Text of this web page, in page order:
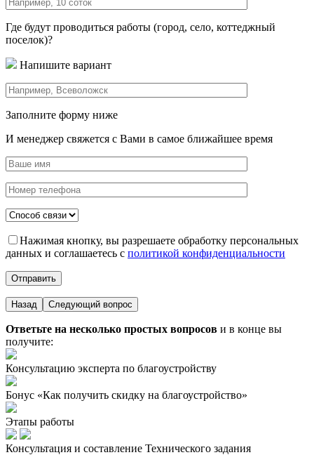
Где будут проводиться работы (город, село, коттеджный
поселок)?
Напишите вариант
Заполните форму ниже
И менеджер свяжется с Вами в самое ближайшее время
Нажимая кнопку, вы разрешаете обработку персональных
данных и соглашаетесь с политикой конфиденциальности
Назад Следующий вопрос
Ответьте на несколько простых вопросов и в конце вы
получите:
Консультацию эксперта по благоустройству
Бонус «Как получить скидку на благоустройство»
Этапы работы
Консультация и составление Технического задания